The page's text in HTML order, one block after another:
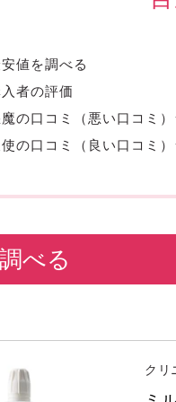
値を調べる
者の評価
の口コミ（悪い口コミ
の口コミ（良い口コミ
べる
クリ